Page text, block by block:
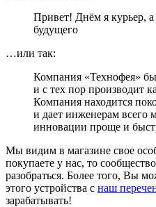
Привет! Днём я курьер,
будущего
…или так:
Компания «Технофея»
и с тех пор производит
Компания находится
и дает инженерам всего
инновации проще и
Мы видим в магазине свое
покупаете у нас, то
разобраться. Более того, Вы
этого устройства с наш
зарабатывать!